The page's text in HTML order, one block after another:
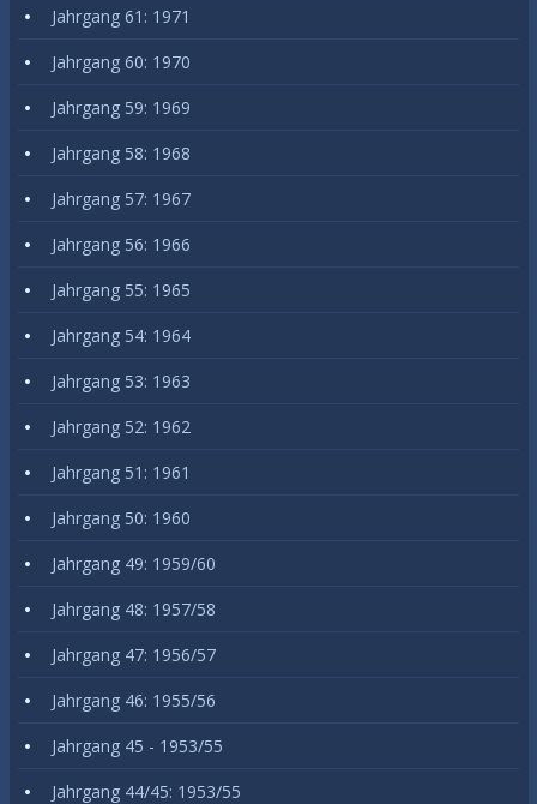
Jahrgang 61: 1971
Jahrgang 60: 1970
Jahrgang 59: 1969
Jahrgang 58: 1968
Jahrgang 57: 1967
Jahrgang 56: 1966
Jahrgang 55: 1965
Jahrgang 54: 1964
Jahrgang 53: 1963
Jahrgang 52: 1962
Jahrgang 51: 1961
Jahrgang 50: 1960
Jahrgang 49: 1959/60
Jahrgang 48: 1957/58
Jahrgang 47: 1956/57
Jahrgang 46: 1955/56
Jahrgang 45 - 1953/55
Jahrgang 44/45: 1953/55